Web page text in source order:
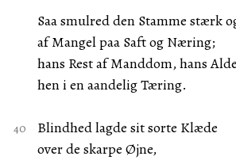
Saa smulred den Stamme stærk
af Mangel paa Saft og Næring;
hans Rest af Manddom, hans
hen i en aandelig Tæring.
Blindhed lagde sit sorte Klæde
over de skarpe Øjne,